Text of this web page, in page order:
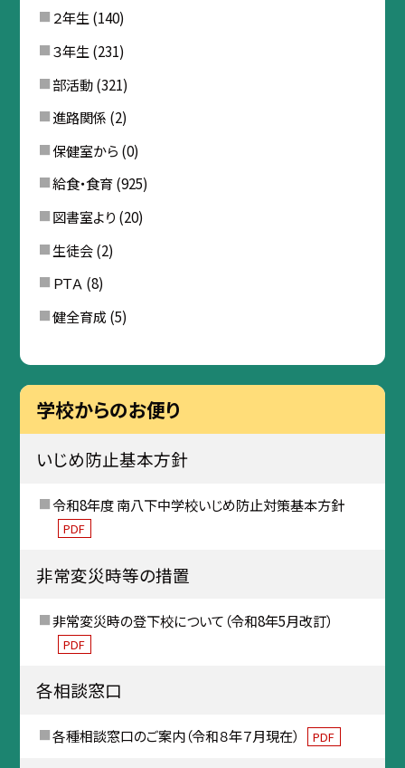
２年生 (140)
３年生 (231)
部活動(321)
進路関係 (2)
保健室から (0)
給食・食育(925)
図書室より (20)
生徒会(2)
ＰＴＡ (8)
健全育成 (5)
学校からのお便り
いじめ防止基本方針
令和8年度 南八下中学校いじめ防止対策基本方針
PDF
非常変災時等の措置
非常変災時の登下校について（令和8年5月改訂）
PDF
各相談窓口
各種相談窓口のご案内（令和８年７月現在） PDF